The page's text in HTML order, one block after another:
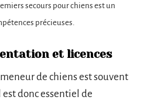
secours pour chiens est un
précieuses.
et licences
de chiens est souvent
donc essentiel de